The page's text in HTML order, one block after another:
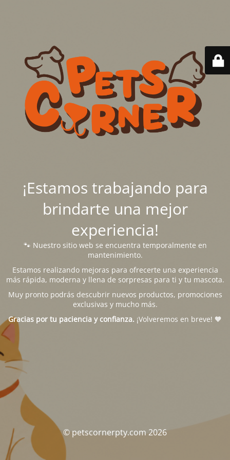
¡Estamos trabajando para
brindarte una mejor
experiencia!
🐾 Nuestro sitio web se encuentra temporalmente en
mantenimiento.
Estamos realizando mejoras para ofrecerte una experiencia
más rápida, moderna y llena de sorpresas para ti y tu mascota.
Muy pronto podrás descubrir nuevos productos, promociones
exclusivas y mucho más.
Gracias por tu paciencia y confianza. ¡Volveremos en breve! 🧡
© petscornerpty.com 2026